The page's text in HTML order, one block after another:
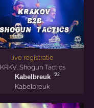
live registratie
KRKV, Shogun Tactics
Kabelbreuk
'22
Kabelbreuk